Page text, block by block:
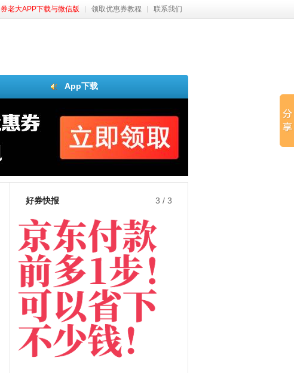
券老大APP下载与微信版 领取优惠券教程 联系我们
App下载
好券快报 3 / 3